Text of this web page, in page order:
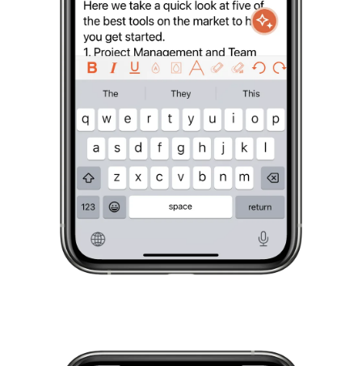
VIDEO
SUPPORTO
GUIDE E DOMANDE FREQUENTI
PASSWORD DIMENTICATA
CONTATTACI
BLOG
ENGLISHGERMANFRENCHSPANISHDUTCHITALIANPORTUGUESE